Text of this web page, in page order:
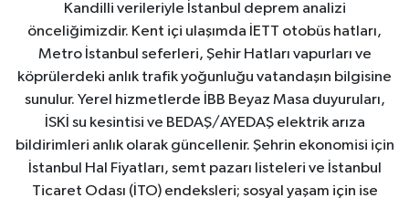
Kandilli verileriyle İstanbul deprem analizi
önceliğimizdir. Kent içi ulaşımda İETT otobüs hatları,
Metro İstanbul seferleri, Şehir Hatları vapurları ve
köprülerdeki anlık trafik yoğunluğu vatandaşın bilgisine
sunulur. Yerel hizmetlerde İBB Beyaz Masa duyuruları,
İSKİ su kesintisi ve BEDAŞ/AYEDAŞ elektrik arıza
bildirimleri anlık olarak güncellenir. Şehrin ekonomisi için
İstanbul Hal Fiyatları, semt pazarı listeleri ve İstanbul
Ticaret Odası (İTO) endeksleri; sosyal yaşam için ise